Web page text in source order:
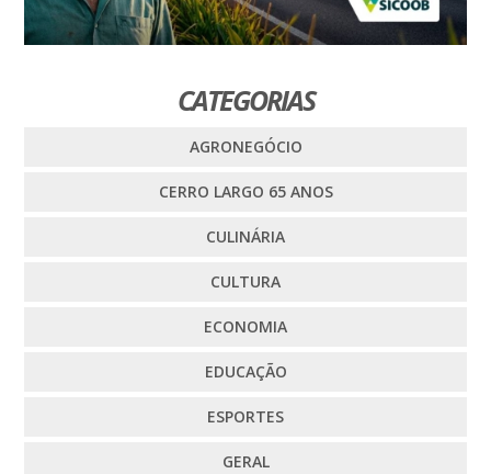
CATEGORIAS
AGRONEGÓCIO
CERRO LARGO 65 ANOS
CULINÁRIA
CULTURA
ECONOMIA
EDUCAÇÃO
ESPORTES
GERAL